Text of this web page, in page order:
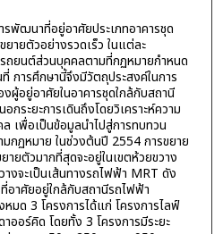
พัฒนาที่อยู่อาศัยประเภทอาคารชุด
ายตัวอย่างรวดเร็ว ในแต่ละ
ถยนต์ส่วนบุคคลตามที่กฏหมายกำหนด
การศึกษานี้จึงมีวัตถุประสงค์ในการ
ผู้อยู่อาศัยในอาคารชุดใกล้กับสถานี
ระยะการเดินถึงโดยวิเคราะห์ความ
เพื่อเป็นข้อมูลนำไปสู่การทบทวน
กฏหมาย ในช่วงต้นปี 2554 การขยาย
ยตัวมากที่สุดจะอยู่ในเขตห้วยขวาง
งจะเป็นเส้นทางรถไฟฟ้า MRT ดัง
อาศัยอยู่ใกล้กับสถานีรถไฟฟ้า
มด 3 โครงการได้แก่ โครงการไลฟ์
ออร์คิด โดยทั้ง 3 โครงการมีระยะ